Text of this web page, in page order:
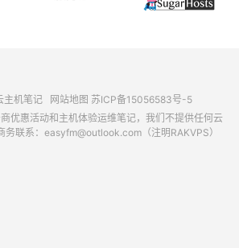
主机笔记 网站地图 苏ICP备15056583号-5
优惠活动和主机体验运维笔记，我们不提供任何云
务联系：easyfm@outlook.com（注明RAKVPS）